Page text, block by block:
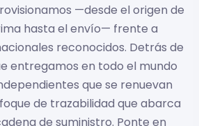
—desde el origen de
hasta el envío— frente a
reconocidos. Detrás de
entregamos en todo el mundo
que se renuevan
de trazabilidad que abarca
de suministro. Ponte en